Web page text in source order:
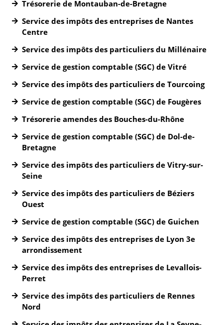
Trésorerie de Montauban-de-Bretagne
Service des impôts des entreprises de Nantes
Centre
Service des impôts des particuliers du Millénaire
Service de gestion comptable (SGC) de Vitré
Service des impôts des particuliers de Tourcoing
Service de gestion comptable (SGC) de Fougères
Trésorerie amendes des Bouches-du-Rhône
Service de gestion comptable (SGC) de Dol-de-
Bretagne
Service des impôts des particuliers de Vitry-sur-
Seine
Service des impôts des particuliers de Béziers
Ouest
Service de gestion comptable (SGC) de Guichen
Service des impôts des entreprises de Lyon 3e
arrondissement
Service des impôts des entreprises de Levallois-
Perret
Service des impôts des particuliers de Rennes
Nord